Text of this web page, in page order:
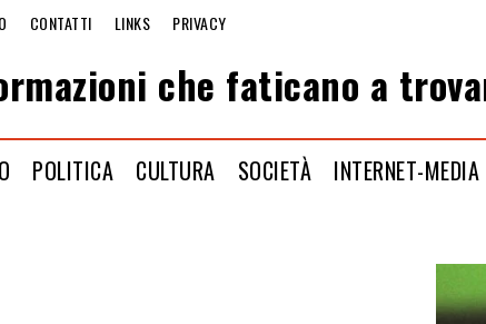
CONTATTI LINKS PRIVACY
che faticano a
POLITICA CULTURA SOCIETÀ INTERNET-MEDIA